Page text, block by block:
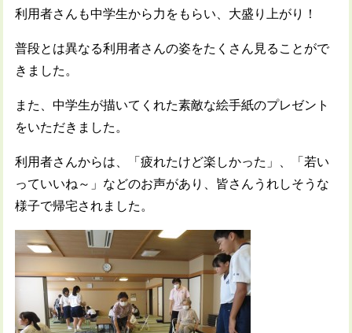
利用者さんも中学生から力をもらい、大盛り上がり！
普段とは異なる利用者さんの姿をたくさん見ることがで
きました。
また、中学生が描いてくれた素敵な絵手紙のプレゼント
をいただきました。
利用者さんからは、「疲れたけど楽しかった」、「若い
っていいね～」などのお声があり、皆さんうれしそうな
様子で帰宅されました。